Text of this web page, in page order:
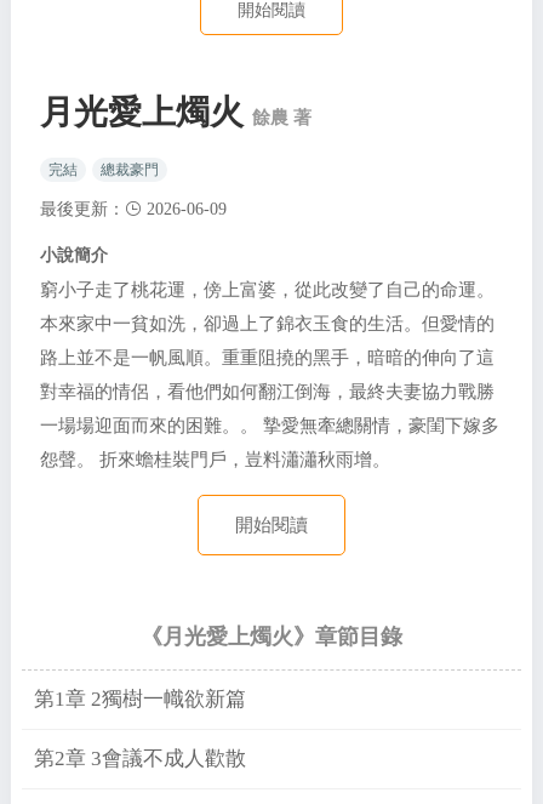
開始閱讀
月光愛上燭火 餘農 著
完結 總裁豪門
最後更新： 2026-06-09
小說簡介
窮小子走了桃花運，傍上富婆，從此改變了自己的命運。
本來家中一貧如洗，卻過上了錦衣玉食的生活。但愛情的
路上並不是一帆風順。重重阻撓的黑手，暗暗的伸向了這
對幸福的情侶，看他們如何翻江倒海，最終夫妻協力戰勝
一場場迎面而來的困難。。 摯愛無牽總關情，豪閨下嫁多
怨聲。 折來蟾桂裝門戶，豈料瀟瀟秋雨增。
開始閱讀
《月光愛上燭火》章節目錄
第1章 2獨樹一幟欲新篇
第2章 3會議不成人歡散